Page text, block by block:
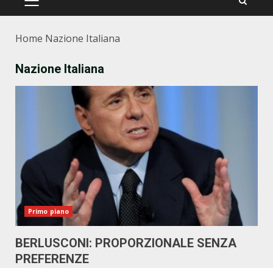
PRIMÄRES
Home Nazione Italiana
Nazione Italiana
Primo piano
BERLUSCONI: PROPORZIONALE SENZA
PREFERENZE